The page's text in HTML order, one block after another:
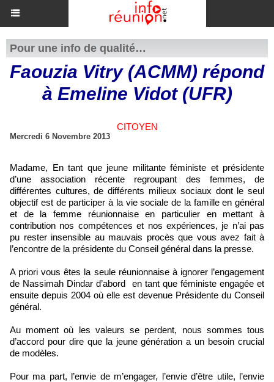
Pour une info de qualité…
Faouzia Vitry (ACMM) répond
à Emeline Vidot (UFR)
CITOYEN
Mercredi 6 Novembre 2013
Madame, En tant que jeune militante féministe et présidente
d’une association récente regroupant des femmes, de
différentes cultures, de différents milieux sociaux dont le seul
objectif est de participer à la vie sociale de la famille en général
et de la femme réunionnaise en particulier en mettant à
contribution nos compétences et nos expériences, je n’ai pas
pu rester insensible au mauvais procès que vous avez fait à
l’encontre de la présidente du Conseil général dans la presse.
A priori vous êtes la seule réunionnaise à ignorer l’engagement
de Nassimah Dindar d’abord en tant que féministe engagée et
ensuite depuis 2004 où elle est devenue Présidente du Conseil
général.
Au moment où les valeurs se perdent, nous sommes tous
d’accord pour dire que la jeune génération a un besoin crucial
de modèles.
Pour ma part, l’envie de m’engager, l’envie d’être utile, l’envie